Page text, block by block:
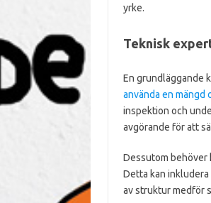
yrke.
Teknisk
En grundläggande
använda en mängd
inspektion och
avgörande för att
Dessutom behöver
Detta kan
av struktur medför